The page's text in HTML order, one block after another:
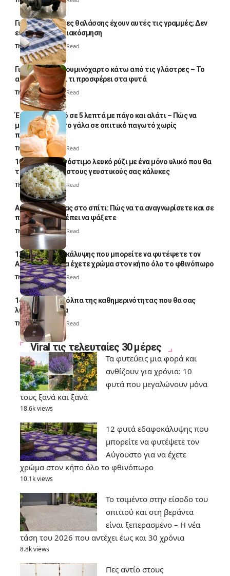
Γιατί οι πετσέτες θαλάσσης έχουν αυτές τις γραμμές; Δεν
είναι μόνο για διακόσμηση
Thali Ombre5 Min Read
Γιατί βάζουν αλουμινόχαρτο κάτω από τις γλάστρες – Το
απλό κόλπο και τι προσφέρει στα φυτά
Thali Ombre4 Min Read
Έτοιμο παγωτό σε 5 λεπτά με πάγο και αλάτι – Πώς να
μετατρέψετε το γάλα σε σπιτικό παγωτό χωρίς
παγωτομηχανή
Thali Ombre 4 Min Read
10 φορές ποιο νόστιμο λευκό ρύζι με ένα μόνο υλικό που θα
το απογειώσει στους γευστικούς σας κάλυκες
Thali Ombre4 Min Read
Αυγά κατσαρίδας στο σπίτι: Πώς να τα αναγνωρίσετε και σε
ποια σημεία πρέπει να ψάξετε
Thali Ombre4 Min Read
12 φυτά εδαφοκάλυψης που μπορείτε να φυτέψετε τον
Αύγουστο για να έχετε χρώμα στον κήπο όλο το φθινόπωρο
Thali Ombre7 Min Read
14 πανέξυπνα κόλπα της καθημερινότητας που θα σας
λύσουν τα χέρια
Thali Ombre 6 Min Read
Viral τις τελευταίες 30 μέρες
Τα φυτεύεις μια φορά και
ανθίζουν για χρόνια: 10
φυτά που μεγαλώνουν μόνα
τους ξανά και ξανά
18.6k views
12 φυτά εδαφοκάλυψης που
μπορείτε να φυτέψετε τον
Αύγουστο για να έχετε
χρώμα στον κήπο όλο το φθινόπωρο
10.1k views
Το τσιμέντο στην είσοδο του
σπιτιού και στη βεράντα
είναι ξεπερασμένο – Η νέα
τάση του 2026 που αντέχει έως και 30 χρόνια
8.8k views
Πες αντίο στους